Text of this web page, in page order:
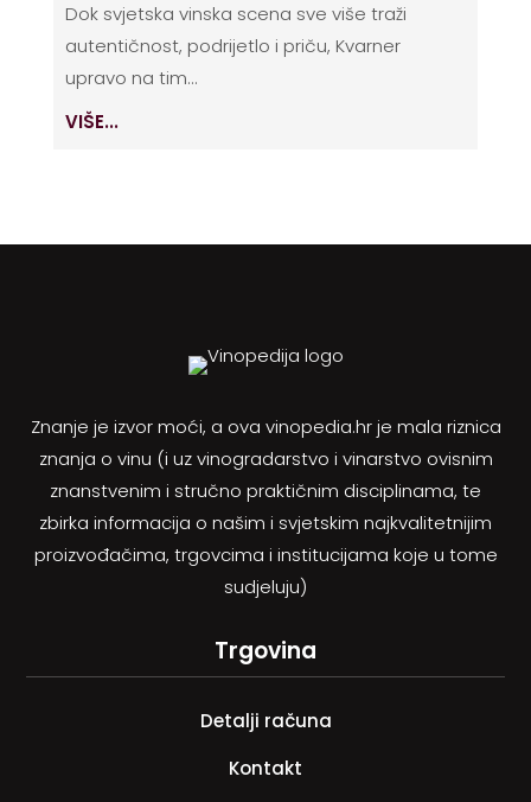
Dok svjetska vinska scena sve više traži
autentičnost, podrijetlo i priču, Kvarner
upravo na tim...
VIŠE...
Znanje je izvor moći, a ova vinopedia.hr je mala riznica
znanja o vinu (i uz vinogradarstvo i vinarstvo ovisnim
znanstvenim i stručno praktičnim disciplinama, te
zbirka informacija o našim i svjetskim najkvalitetnijim
proizvođačima, trgovcima i institucijama koje u tome
sudjeluju)
Trgovina
Detalji računa
Kontakt